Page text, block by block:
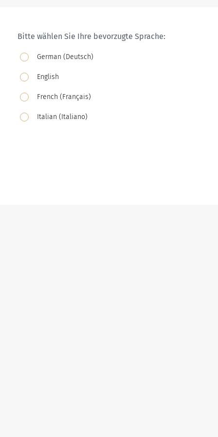
Bitte wählen Sie Ihre bevorzugte Sprache:
German (Deutsch)
English
French (Français)
Italian (Italiano)